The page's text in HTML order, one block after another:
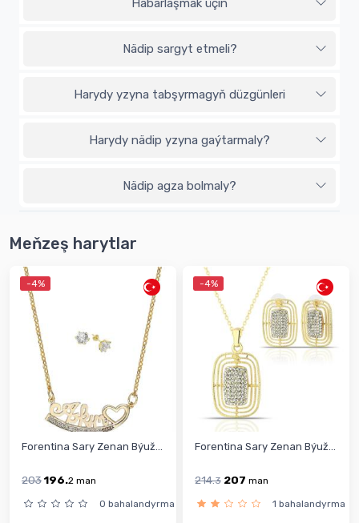
Habarlaşmak üçin
Nädip sargyt etmeli?
Harydy yzyna tabşyrmagyň düzgünleri
Harydy nädip yzyna gaýtarmaly?
Nädip agza bolmaly?
Meňzeş harytlar
-4%
Forentina Sary Zenan Býuž...
203196.2 man
0 bahalandyrma
-4%
Forentina Sary Zenan Býuž...
214.3 207 man
1 bahalandyrma